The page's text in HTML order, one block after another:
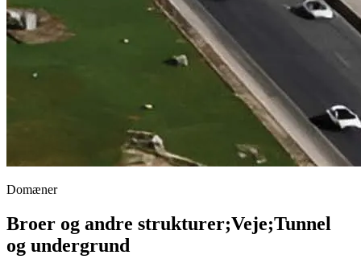
Domæner
Broer og andre strukturer;Veje;Tunnel
og undergrund